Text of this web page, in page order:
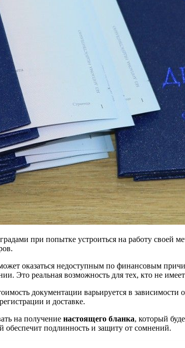
при попытке устроиться на работу своей
оказаться недоступным по финансовым
Это реальная возможность для тех, кто не
документации варьируется в зависимости
и доставке.
на получение настоящего бланка, который
обеспечит подлинность и защиту от сомнений.